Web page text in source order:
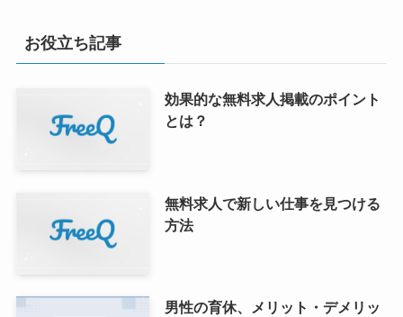
お役立ち記事
効果的な無料求人掲載のポイント
とは？
無料求人で新しい仕事を見つける
方法
男性の育休、メリット・デメリッ